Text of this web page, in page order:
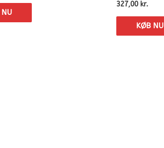
327,00 kr.
KØB NU